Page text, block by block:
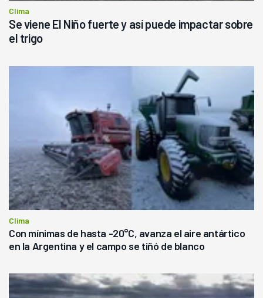
Clima
Se viene El Niño fuerte y así puede impactar sobre
el trigo
Clima
Con mínimas de hasta -20°C, avanza el aire antártico
en la Argentina y el campo se tiñó de blanco